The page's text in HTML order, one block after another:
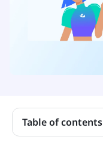
Table of contents